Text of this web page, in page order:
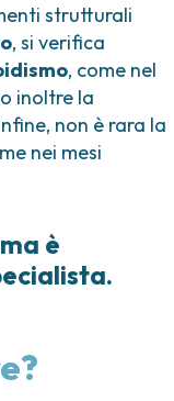
strutturali
, si verifica
, come nel
inoltre la
non è rara la
nei mesi
è